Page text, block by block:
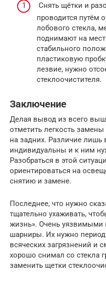
Снять щётки и
проводится путём
лобового стекла,
поднимают на
стабильного
пластиковую
лезвие, нужно
стеклоочистителя.
Заключение
Делая вывод из всего
отметить легкость
на задних. Различие лишь
индивидуальны и к ним
Разобраться в этой
ориентироваться на
снятию и замене.
Последнее, что нужно
тщательно ухаживать,
жизнь». Очень уязвимыми
шарниры. Их нужно
всяческих загрязнений и
хорошо снимал со стекла
заменить щетки